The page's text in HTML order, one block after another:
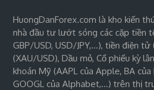
HuongDanForex.com là kho kiến
nhà đầu tư lướt sóng các cặp tiền
GBP/USD, USD/JPY,…), tiền điện tử
(XAU/USD), Dầu mỏ, Cổ phiếu kỳ
khoán Mỹ (AAPL của Apple, BA của
GOOGL của Alphabet,…) trên thị